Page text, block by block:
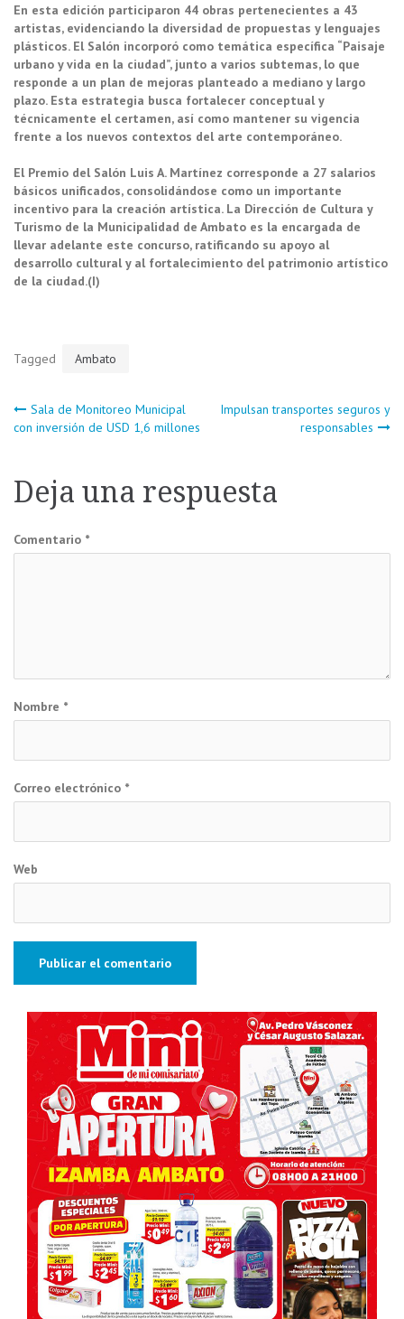
En esta edición participaron 44 obras pertenecientes a 43
artistas, evidenciando la diversidad de propuestas y lenguajes
plásticos. El Salón incorporó como temática específica “Paisaje
urbano y vida en la ciudad”, junto a varios subtemas, lo que
responde a un plan de mejoras planteado a mediano y largo
plazo. Esta estrategia busca fortalecer conceptual y
técnicamente el certamen, así como mantener su vigencia
frente a los nuevos contextos del arte contemporáneo.
El Premio del Salón Luis A. Martínez corresponde a 27 salarios
básicos unificados, consolidándose como un importante
incentivo para la creación artística. La Dirección de Cultura y
Turismo de la Municipalidad de Ambato es la encargada de
llevar adelante este concurso, ratificando su apoyo al
desarrollo cultural y al fortalecimiento del patrimonio artístico
de la ciudad.(I)
Tagged Ambato
Navegación
entradas
Sala de Monitoreo Municipal
con inversión de USD 1,6 millones
Impulsan transportes seguros y
responsables
Deja una respuesta
Comentario *
Nombre *
Correo electrónico *
Web